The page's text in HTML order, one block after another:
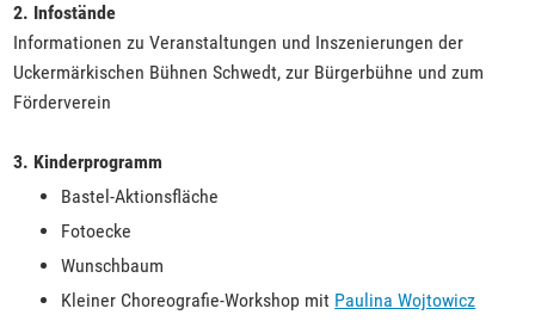
2. Infostände
Informationen zu Veranstaltungen und Inszenierungen der
Uckermärkischen Bühnen Schwedt, zur Bürgerbühne und zum
Förderverein
3. Kinderprogramm
Bastel-Aktionsfläche
Fotoecke
Wunschbaum
Kleiner Choreografie-Workshop mit Paulina Wojtowicz